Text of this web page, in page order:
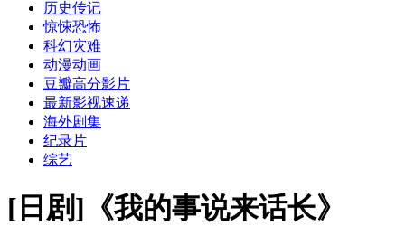
历史传记
惊悚恐怖
科幻灾难
动漫动画
豆瓣高分影片
最新影视速递
海外剧集
纪录片
综艺
[日剧]《我的事说来话长》